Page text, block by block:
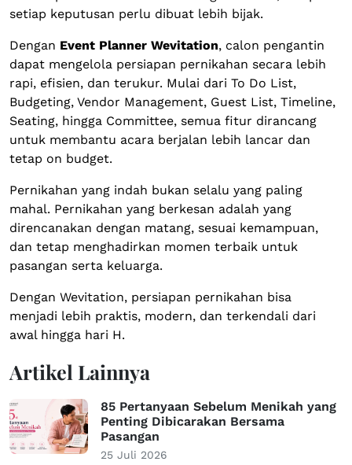
setiap keputusan perlu dibuat lebih bijak.
Dengan Event Planner Wevitation, calon pengantin
dapat mengelola persiapan pernikahan secara lebih
rapi, efisien, dan terukur. Mulai dari To Do List,
Budgeting, Vendor Management, Guest List, Timeline,
Seating, hingga Committee, semua fitur dirancang
untuk membantu acara berjalan lebih lancar dan
tetap on budget.
Pernikahan yang indah bukan selalu yang paling
mahal. Pernikahan yang berkesan adalah yang
direncanakan dengan matang, sesuai kemampuan,
dan tetap menghadirkan momen terbaik untuk
pasangan serta keluarga.
Dengan Wevitation, persiapan pernikahan bisa
menjadi lebih praktis, modern, dan terkendali dari
awal hingga hari H.
Artikel Lainnya
85 Pertanyaan Sebelum Menikah yang
Penting Dibicarakan Bersama
Pasangan
25 Juli 2026